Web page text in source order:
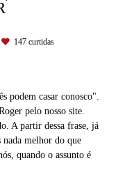
147curtidas
podem casar conosco".
pelo nosso site.
A partir dessa frase, já
melhor do que
quando o assunto é